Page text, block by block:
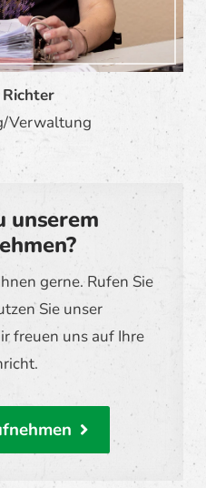
Verwaltung
unserem
gerne. Rufen Sie
Sie unser
freuen uns auf Ihre